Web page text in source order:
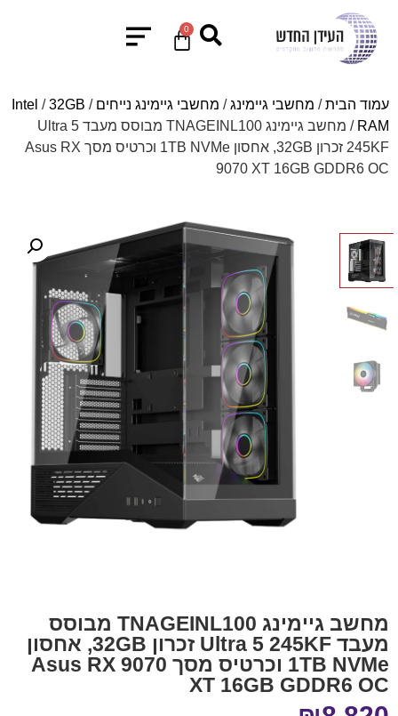
0
עמוד הבית/ מחשבי גיימינג/ מחשבי גיימינג נייחים /
Intel /32GB
RAM
/ מחשב גיימינג TNAGEINL100 מבוסס מעבד Ultra 5
245KF זכרון 32GB, אחסון 1TB NVMe וכרטיס מסך Asus RX
9070 XT 16GB GDDR6 OC
מחשב גיימינג TNAGEINL100 מבוסס
מעבד Ultra 5 245KF זכרון 32GB, אחסון
1TB NVMe וכרטיס מסך Asus RX 9070
XT 16GB GDDR6 OC